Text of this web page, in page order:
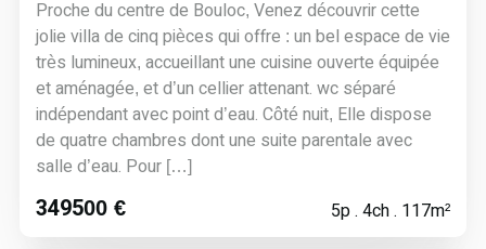
Proche du centre de Bouloc, Venez découvrir cette
jolie villa de cinq pièces qui offre : un bel espace de vie
très lumineux, accueillant une cuisine ouverte équipée
et aménagée, et d’un cellier attenant. wc séparé
indépendant avec point d’eau. Côté nuit, Elle dispose
de quatre chambres dont une suite parentale avec
salle d’eau. Pour […]
349500 € 5p . 4ch . 117m²